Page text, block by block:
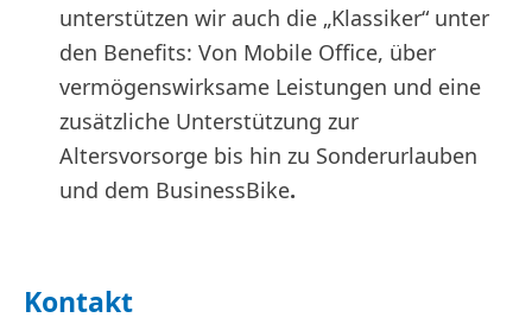
unterstützen wir auch die „Klassiker“ unter
den Benefits: Von Mobile Office, über
vermögenswirksame Leistungen und eine
zusätzliche Unterstützung zur
Altersvorsorge bis hin zu Sonderurlauben
und dem BusinessBike.
Kontakt